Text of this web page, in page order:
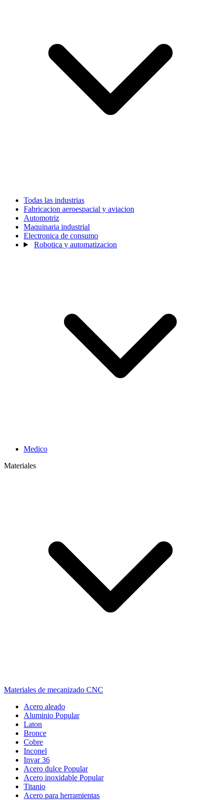
Todas las industrias
Fabricacion aeroespacial y aviacion
Automotriz
Maquinaria industrial
Electronica de consumo
Robotica y automatizacion
Medico
Materiales
Materiales de mecanizado CNC
Acero aleado
Aluminio Popular
Laton
Bronce
Cobre
Inconel
Invar 36
Acero dulce Popular
Acero inoxidable Popular
Titanio
Acero para herramientas